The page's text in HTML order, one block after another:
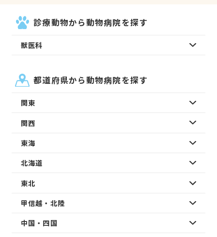
診療動物から動物病院を探す
獣医科
都道府県から動物病院を探す
関東
関西
東海
北海道
東北
甲信越・北陸
中国・四国